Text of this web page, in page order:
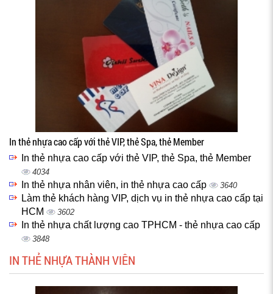
In thẻ nhựa cao cấp với thẻ VIP, thẻ Spa, thẻ Member
In thẻ nhựa cao cấp với thẻ VIP, thẻ Spa, thẻ Member
4034
In thẻ nhựa nhân viên, in thẻ nhựa cao cấp 3640
Làm thẻ khách hàng VIP, dịch vụ in thẻ nhựa cao cấp tại
HCM
3602
In thẻ nhựa chất lượng cao TPHCM - thẻ nhựa cao cấp
3848
IN THẺ NHỰA THÀNH VIÊN